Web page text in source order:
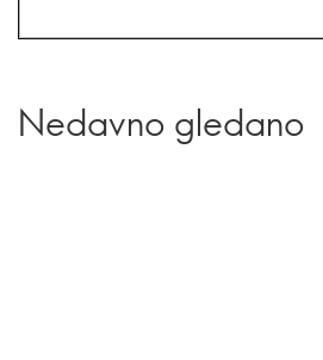
Nedavno gledano